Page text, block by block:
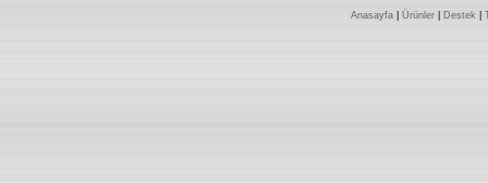
Anasayfa| Ürünler| Destek